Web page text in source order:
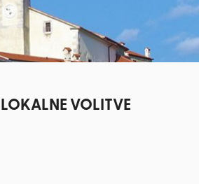
LOKALNE VOLITVE